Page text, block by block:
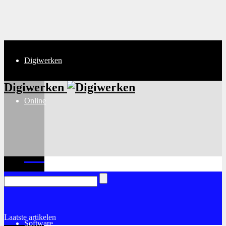
Digiwerken
Online
Software
Digiwerken
Laatste artikelen